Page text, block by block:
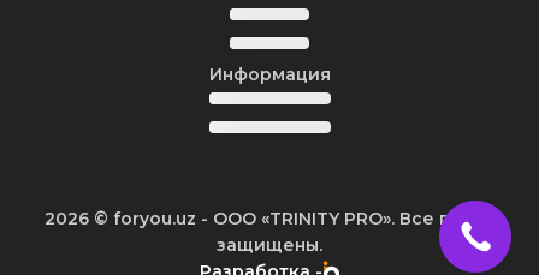
Информация
2026 © foryou.uz - ООО «TRINITY PRO». Все права
защищены.